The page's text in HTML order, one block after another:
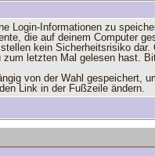
Login-Informationen zu
die auf deinem Computer
kein Sicherheitsrisiko
letzten Mal gelesen hast.
von der Wahl gespeichert,
Link in der Fußzeile ändern.